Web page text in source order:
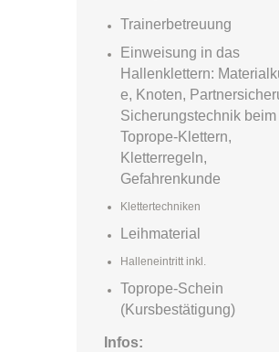
Trainerbetreuung
Einweisung in das
Hallenklettern:
e, Knoten,
Sicherungstechnik beim
Toprope-Klettern,
Kletterregeln,
Gefahrenkunde
Klettertechniken
Leihmaterial
Halleneintritt inkl.
Toprope-Schein
(Kursbestätigung)
Infos: